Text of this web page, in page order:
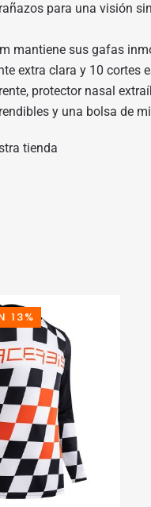
para una visión
mantiene sus gafas
extra clara y 10 cortes
protector nasal
y una bolsa de
tienda
13%